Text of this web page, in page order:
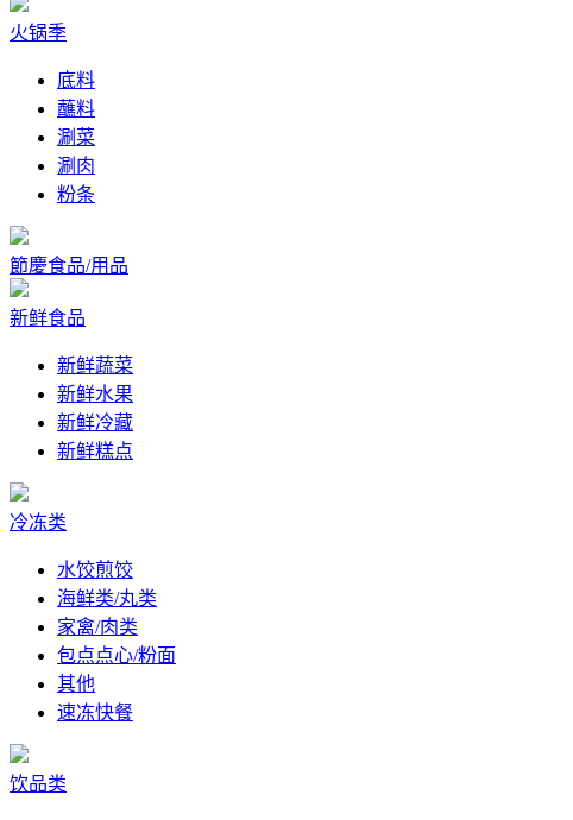
火锅季
底料
蘸料
涮菜
涮肉
粉条
節慶食品/用品
新鲜食品
新鲜蔬菜
新鲜水果
新鲜冷藏
新鲜糕点
冷冻类
水饺煎饺
海鲜类/丸类
家禽/肉类
包点点心/粉面
其他
速冻快餐
饮品类